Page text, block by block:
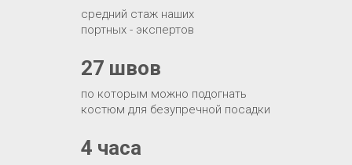
по которым можно подогнать
костюм для безупречной посадки
27 швов
средний стаж наших
портных - экспертов
4 часа